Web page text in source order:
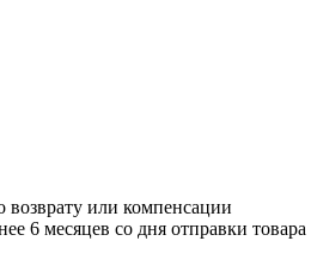
или компенсации
6 месяцев со дня отправки товара